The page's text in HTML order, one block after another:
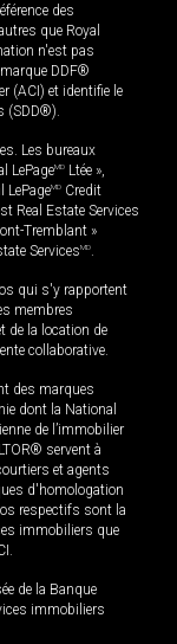
des
que Royal
n'est pas
DDF®
(ACI) et identifie le
(SDD®).
Les bureaux
LePageMD Ltée »,
LePageMD Credit
Real Estate Services
Tremblant »
ServicesMD.
qui s'y rapportent
membres
de la location de
collaborative.
des marques
dont la National
de l’immobilier
servent à
et agents
d'homologation
respectifs sont la
immobiliers que
de la Banque
immobiliers